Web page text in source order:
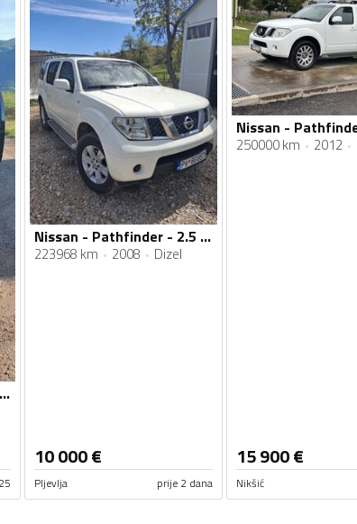
Nissan - Pathfinder - 2.5 126 kw
Nissan - Pathfinder - 2.5 dci
223968 km 2008 Dizel
10 000€
Pljevlja prije 2 dana
250000 km 2012
15 900€
Nikšić